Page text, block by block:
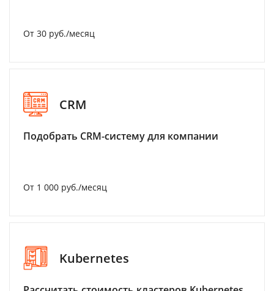
От 30 руб./месяц
CRM
Подобрать CRM-систему для компании
От 1 000 руб./месяц
Kubernetes